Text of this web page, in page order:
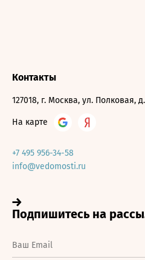
Контакты
127018, г. Москва, ул. Полковая, д.
На карте
+7 495 956-34-58
info@vedomosti.ru